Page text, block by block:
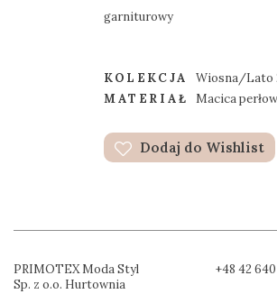
garniturowy
KOLEKCJA
Wiosna/Lato
MATERIAŁ
Macica
Dodaj do Wishlist
PRIMOTEX Moda Styl
Sp. z o.o. Hurtownia
+48 42